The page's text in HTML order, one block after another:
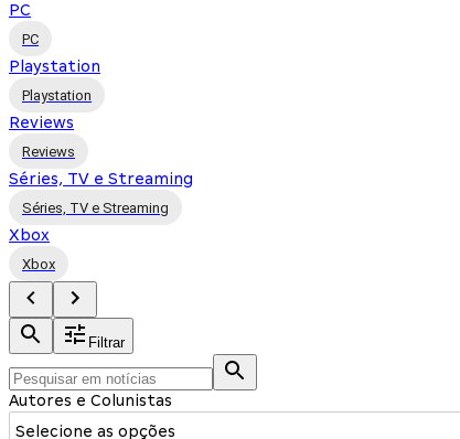
PC
PC
Playstation
Playstation
Reviews
Reviews
Séries, TV e Streaming
Séries, TV e Streaming
Xbox
Xbox
Filtrar
Autores e Colunistas
Selecione as opções